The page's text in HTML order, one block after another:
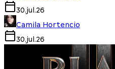
30.jul.26
Camila Hortencio
30.jul.26